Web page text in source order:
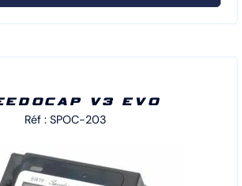
V3 EVO
Réf : SPOC-203